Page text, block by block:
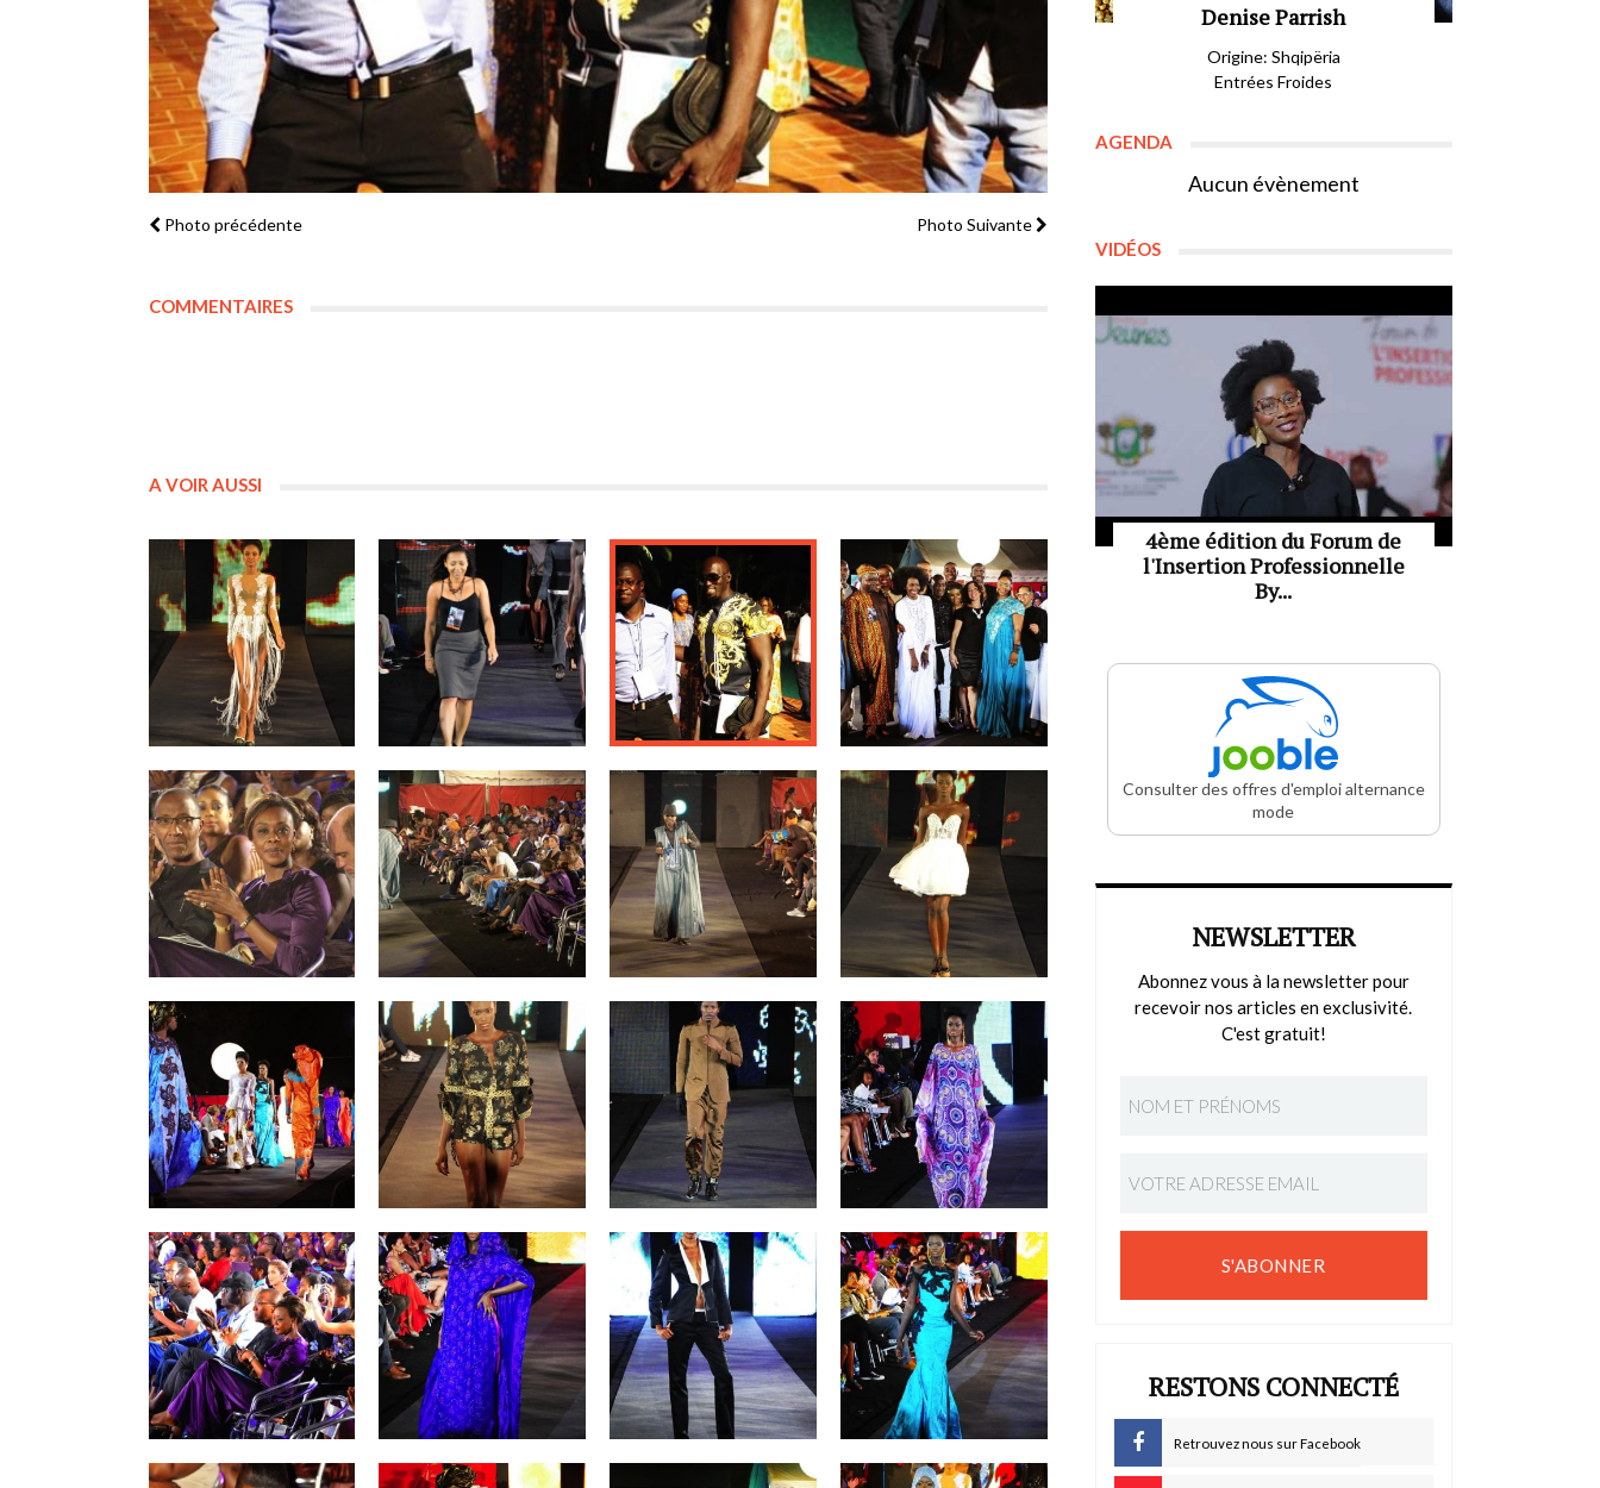
Photo précédente Photo Suivante
COMMENTAIRES
A VOIR AUSSI
Denise Parrish
Origine: Shqipëria
Entrées Froides
AGENDA
Aucun évènement
VIDÉOS
4ème édition du Forum de
l'Insertion Professionnelle
By...
Consulter des offres d'emploi alternance
mode
NEWSLETTER
Abonnez vous à la newsletter pour
recevoir nos articles en exclusivité.
C'est gratuit!
S'ABONNER
RESTONS CONNECTÉ
Retrouvez nous sur Facebook